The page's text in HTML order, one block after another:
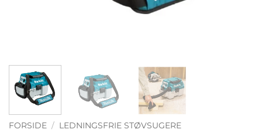
FORSIDE / LEDNINGSFRIE STØVSUGERE